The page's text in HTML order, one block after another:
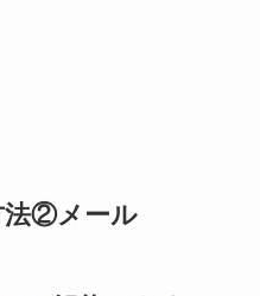
法②メール